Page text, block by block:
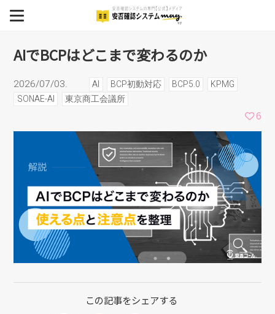
安否確認システム導入事例
イベント
セミナー
AIでBCPはどこまで変わる
のか
AIでBCPはどこまで変わるのか
2026/07/03. AI BCP初動対応 BCP5.0
KPMG
SONAE-AI
東京商工会議所
6